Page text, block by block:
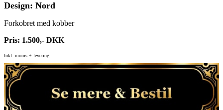
Design: Nord
Forkobret med kobber
Pris: 1.500,- DKK
Inkl. moms + levering